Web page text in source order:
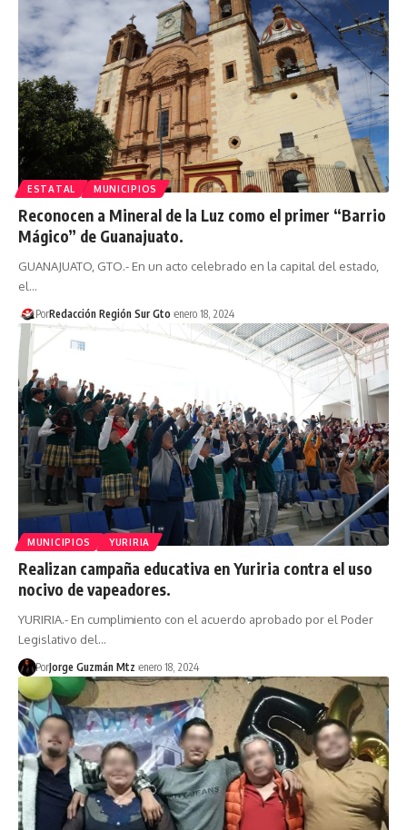
ESTATAL MUNICIPIOS
Reconocen a Mineral de la Luz como el primer “Barrio
Mágico” de Guanajuato.
GUANAJUATO, GTO.- En un acto celebrado en la capital del estado,
el…
PorRedacción Región Sur Gto enero 18, 2024
MUNICIPIOS YURIRIA
Realizan campaña educativa en Yuriria contra el uso
nocivo de vapeadores.
YURIRIA.- En cumplimiento con el acuerdo aprobado por el Poder
Legislativo del…
PorJorge Guzmán Mtz enero 18, 2024